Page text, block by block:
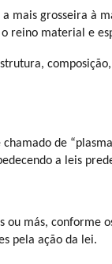
mais grosseira à
reino material e
de
a leis
ou más, conforme
pela ação da lei.